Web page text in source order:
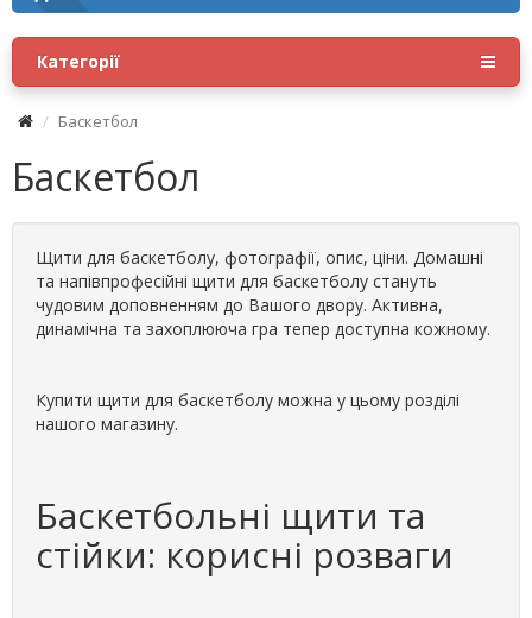
Категорії
Баскетбол
Баскетбол
Щити для баскетболу, фотографії, опис, ціни. Домашні
та напівпрофесійні щити для баскетболу стануть
чудовим доповненням до Вашого двору. Активна,
динамічна та захоплююча гра тепер доступна кожному.
Купити щити для баскетболу можна у цьому розділі
нашого магазину.
Баскетбольні щити та
стійки: корисні розваги